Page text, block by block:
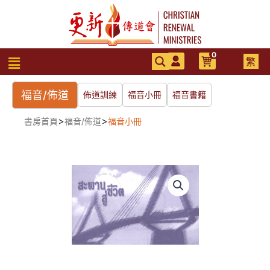
要
內選
單
0
繁
福音/佈道 佈道訓練 福音小冊 福音書籍
書房首頁>福音/佈道>福音小冊
音
橋
(泰
文/
英